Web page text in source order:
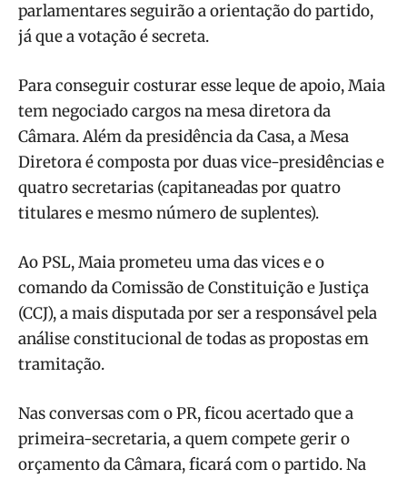
parlamentares seguirão a orientação do partido,
já que a votação é secreta.
Para conseguir costurar esse leque de apoio, Maia
tem negociado cargos na mesa diretora da
Câmara. Além da presidência da Casa, a Mesa
Diretora é composta por duas vice-presidências e
quatro secretarias (capitaneadas por quatro
titulares e mesmo número de suplentes).
Ao PSL, Maia prometeu uma das vices e o
comando da Comissão de Constituição e Justiça
(CCJ), a mais disputada por ser a responsável pela
análise constitucional de todas as propostas em
tramitação.
Nas conversas com o PR, ficou acertado que a
primeira-secretaria, a quem compete gerir o
orçamento da Câmara, ficará com o partido. Na